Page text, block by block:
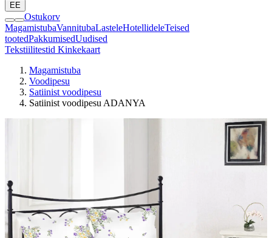
EE
Ostukorv
MagamistubaVannitubaLasteleHotellideleTeised
tootedPakkumisedUudised
Tekstiilitestid Kinkekaart
Magamistuba
Voodipesu
Satiinist voodipesu
Satiinist voodipesu ADANYA